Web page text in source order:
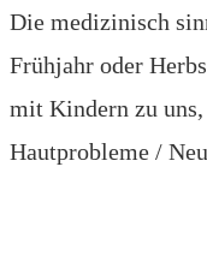
Die medizinisch
Frühjahr oder
mit Kindern zu
Hautprobleme /